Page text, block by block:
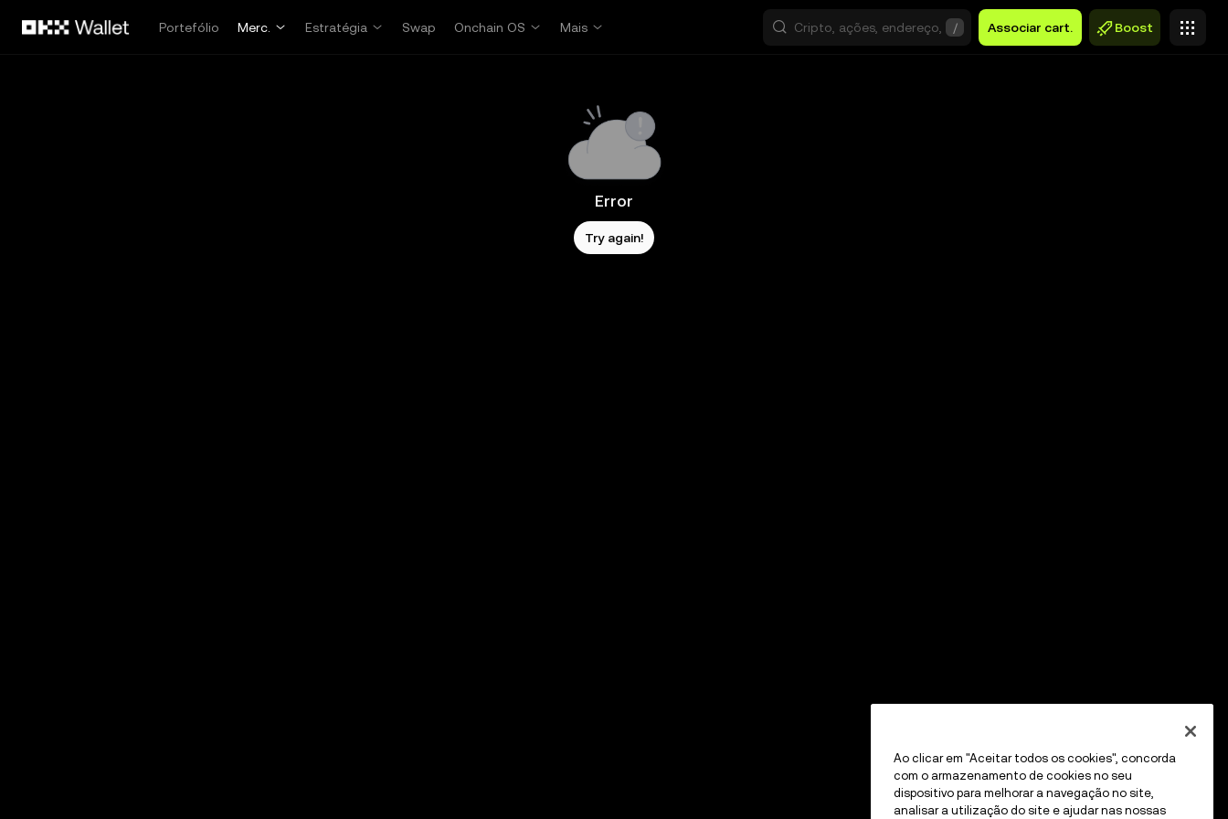
Portefólio
Merc. Estratégia Swap Onchain OS Mais / Associar cart. Boost
Error
Try again!
Ao clicar em "Aceitar todos os cookies", concorda
com o armazenamento de cookies no seu
dispositivo para melhorar a navegação no site,
analisar a utilização do site e ajudar nas nossas